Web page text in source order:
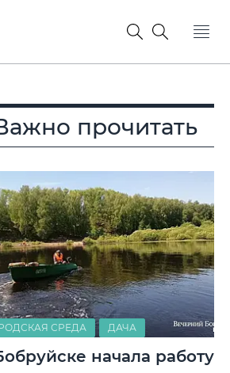
прочитать
СРЕДА ДАЧА
начала работу